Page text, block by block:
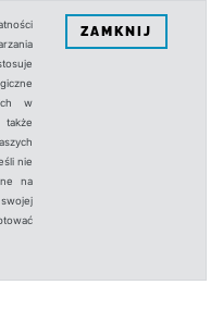
w
nie
na
ZAMKNIJ